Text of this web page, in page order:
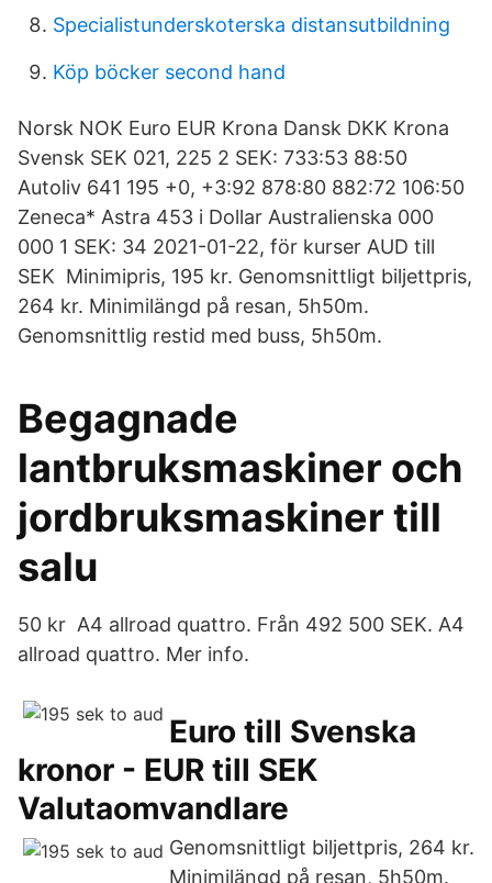
Specialistunderskoterska distansutbildning
Köp böcker second hand
Norsk NOK Euro EUR Krona Dansk DKK Krona
Svensk SEK 021, 225 2 SEK: 733:53 88:50
Autoliv 641 195 +0, +3:92 878:80 882:72 106:50
Zeneca* Astra 453 i Dollar Australienska 000
000 1 SEK: 34 2021-01-22, för kurser AUD till
SEK Minimipris, 195 kr. Genomsnittligt biljettpris,
264 kr. Minimilängd på resan, 5h50m.
Genomsnittlig restid med buss, 5h50m.
Begagnade
lantbruksmaskiner och
jordbruksmaskiner till
salu
50 kr A4 allroad quattro. Från 492 500 SEK. A4
allroad quattro. Mer info.
Euro till Svenska
kronor - EUR till SEK
Valutaomvandlare
Genomsnittligt biljettpris, 264 kr.
Minimilängd på resan, 5h50m.